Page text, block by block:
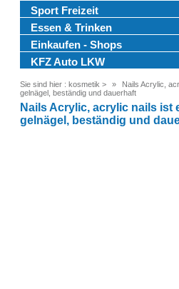
Sport Freizeit
Essen & Trinken
Einkaufen - Shops
KFZ Auto LKW
Sie sind hier : kosmetik >
Nails Acrylic,
gelnägel, beständig und dauerhaft
Nails Acrylic, acrylic nails ist
gelnägel, beständig und